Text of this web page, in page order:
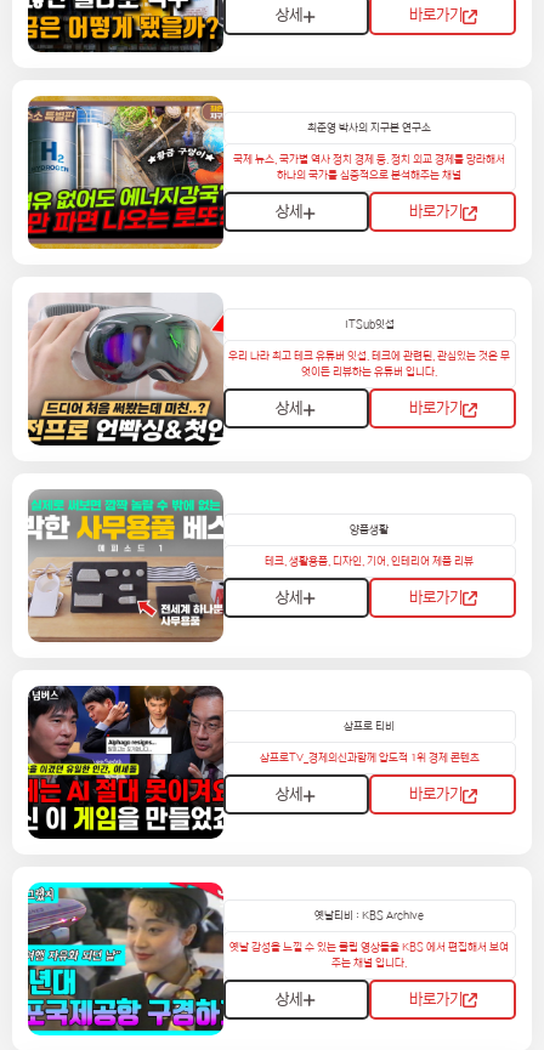
상세 바로가기
최준영 박사의 지구본 연구소
국제 뉴스, 국가별 역사 정치 경제 등. 정치 외교 경제를 망라해서
하나의 국가를 심층적으로 분석해주는 채널
상세 바로가기
ITSub잇섭
우리 나라 최고 테크 유튜버 잇섭. 테크에 관련된, 관심있는 것은 무
엇이든 리뷰하는 유튜버 입니다.
상세 바로가기
양품생활
테크, 생활용품, 디자인, 기어, 인테리어 제품 리뷰
상세 바로가기
삼프로 티비
삼프로TV_경제의신과함께 압도적 1위 경제 콘텐츠
상세 바로가기
옛날티비 : KBS Archive
옛날 감성을 느낄 수 있는 클립 영상들을 KBS 에서 편집해서 보여
주는 채널 입니다.
상세 바로가기